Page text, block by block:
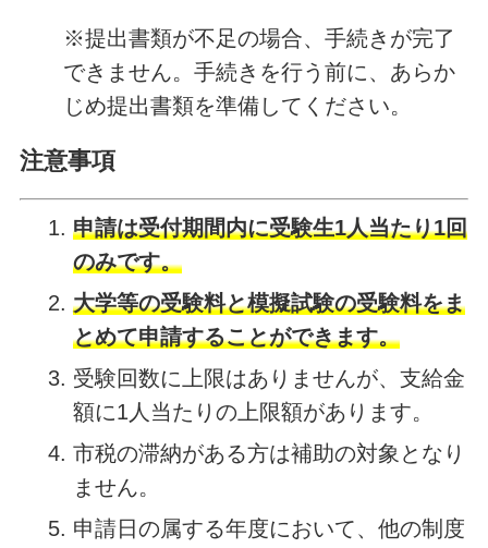
※提出書類が不足の場合、手続きが完了
できません。手続きを行う前に、あらか
じめ提出書類を準備してください。
注意事項
申請は受付期間内に受験生1人当たり1回
のみです。
大学等の受験料と模擬試験の受験料をま
とめて申請することができます。
受験回数に上限はありませんが、支給金
額に1人当たりの上限額があります。
市税の滞納がある方は補助の対象となり
ません。
申請日の属する年度において、他の制度